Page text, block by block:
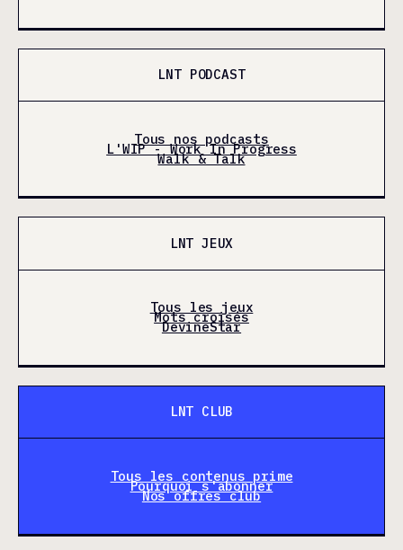
LNT PODCAST
Tous nos podcasts
L'WIP - Work In Progress
Walk & Talk
LNT JEUX
Tous les jeux
Mots croisés
DevineStar
LNT CLUB
Tous les contenus prime
Pourquoi s'abonner
Nos offres club